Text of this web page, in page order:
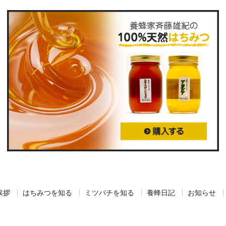
拶 はちみつを知る ミツバチを知る 養蜂日記 お知らせ